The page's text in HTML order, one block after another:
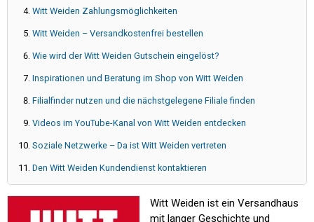
Witt Weiden Zahlungsmöglichkeiten
Witt Weiden – Versandkostenfrei bestellen
Wie wird der Witt Weiden Gutschein eingelöst?
Inspirationen und Beratung im Shop von Witt Weiden
Filialfinder nutzen und die nächstgelegene Filiale finden
Videos im YouTube-Kanal von Witt Weiden entdecken
Soziale Netzwerke – Da ist Witt Weiden vertreten
Den Witt Weiden Kundendienst kontaktieren
Witt Weiden ist ein Versandhaus
mit langer Geschichte und